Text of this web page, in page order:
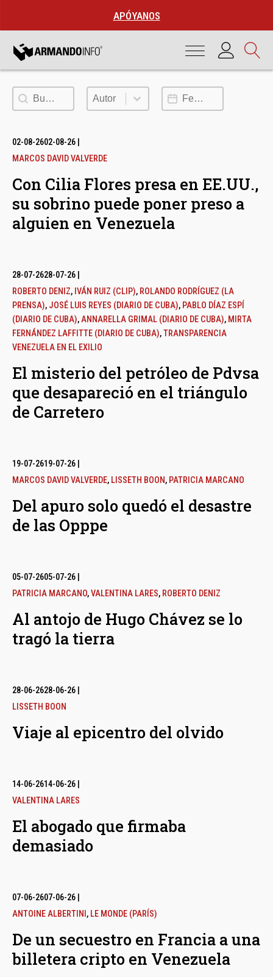
APÓYANOS
Buscar Autor
Autor Fecha de publicación
02-08-2602-08-26
MARCOS DAVID VALVERDE
Con Cilia Flores presa en EE.UU.,
su sobrino puede poner preso a
alguien en Venezuela
28-07-2628-07-26
ROBERTO DENIZ, IVÁN RUIZ (CLIP), ROLANDO RODRÍGUEZ (LA
PRENSA), JOSÉ LUIS REYES (DIARIO DE CUBA), PABLO DÍAZ ESPÍ
(DIARIO DE CUBA),ANNARELLA GRIMAL (DIARIO DE CUBA), MIRTA
FERNÁNDEZ LAFFITTE (DIARIO DE CUBA),TRANSPARENCIA
VENEZUELA EN EL EXILIO
El misterio del petróleo de Pdvsa
que desapareció en el triángulo
de Carretero
19-07-2619-07-26
MARCOS DAVID VALVERDE, LISSETH BOON, PATRICIA MARCANO
Del apuro solo quedó el desastre
de las Opppe
05-07-2605-07-26
PATRICIA MARCANO,VALENTINA LARES, ROBERTO DENIZ
Al antojo de Hugo Chávez se lo
tragó la tierra
28-06-2628-06-26
LISSETH BOON
Viaje al epicentro del olvido
14-06-2614-06-26
VALENTINA LARES
El abogado que firmaba
demasiado
07-06-2607-06-26
ANTOINE ALBERTINI , LE MONDE (PARÍS)
De un secuestro en Francia a una
billetera cripto en Venezuela